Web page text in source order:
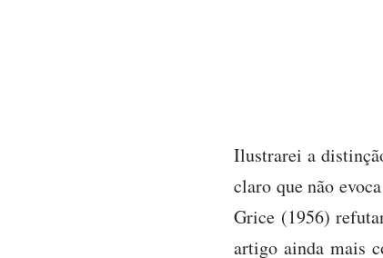
Ilustrarei a
claro que não
Grice (1956)
artigo ainda mais